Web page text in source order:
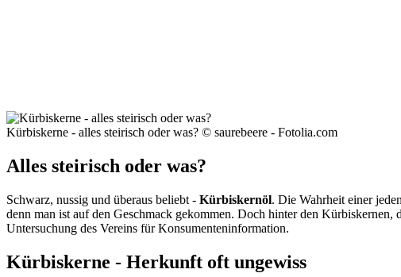
Kürbiskerne - alles steirisch oder was? © saurebeere - Fotolia.com
Alles steirisch oder was?
Schwarz, nussig und überaus beliebt - Kürbiskernöl. Die Wahrheit einer
denn man ist auf den Geschmack gekommen. Doch hinter den Kürbiskernen,
Untersuchung des Vereins für Konsumenteninformation.
Kürbiskerne - Herkunft oft ungewiss